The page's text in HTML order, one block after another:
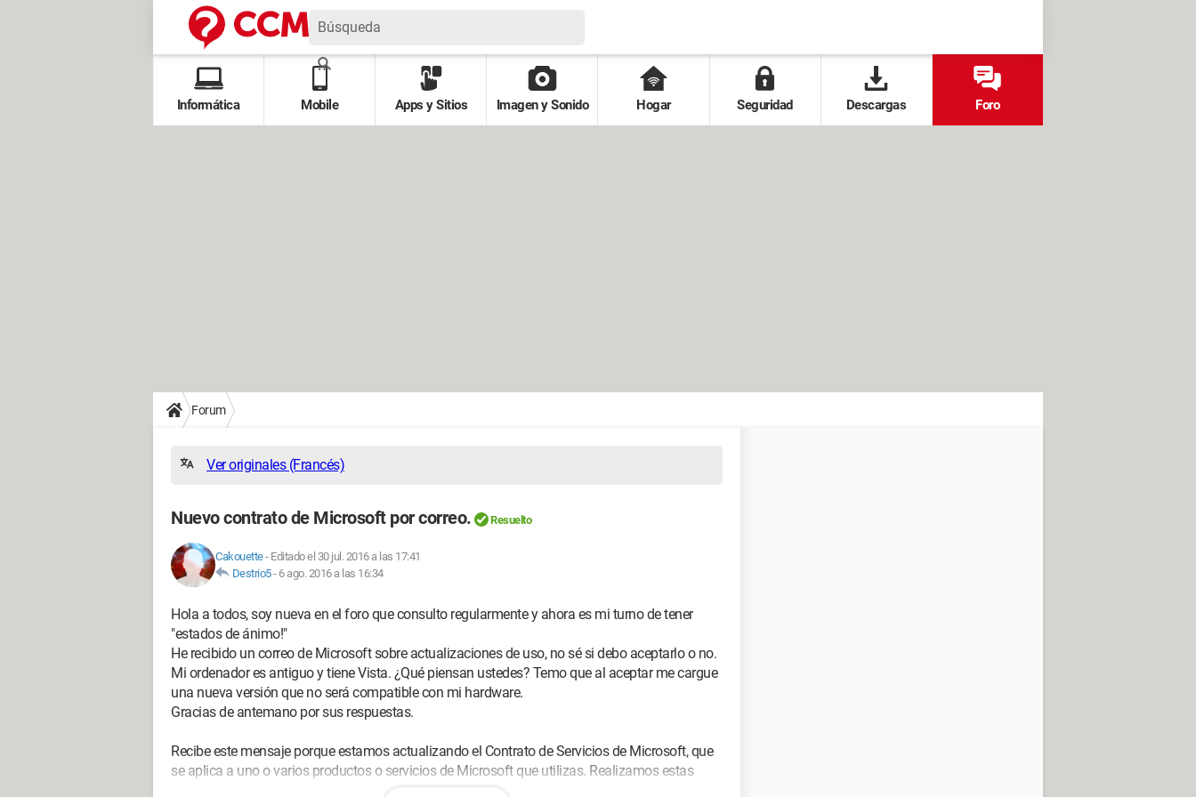
Informática Mobile Apps y Sitios Imagen y Sonido Hogar Seguridad Descargas Foro
Forum
Ver originales (Francés)
Nuevo contrato de Microsoft por correo. Resuelto
Cakouette- Editado el 30 jul. 2016 a las 17:41
Destrio5- 6 ago. 2016 a las 16:34
Hola a todos, soy nueva en el foro que consulto regularmente y ahora es mi turno de tener
"estados de ánimo!"
He recibido un correo de Microsoft sobre actualizaciones de uso, no sé si debo aceptarlo o no.
Mi ordenador es antiguo y tiene Vista. ¿Qué piensan ustedes? Temo que al aceptar me cargue
una nueva versión que no será compatible con mi hardware.
Gracias de antemano por sus respuestas.
Recibe este mensaje porque estamos actualizando el Contrato de Servicios de Microsoft, que
se aplica a uno o varios productos o servicios de Microsoft que utilizas. Realizamos estas
actualizaciones para aclarar nuestras condiciones y asegurarnos de que sean transparentes